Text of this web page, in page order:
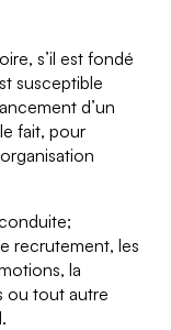
s’il est fondé
susceptible
d’un
fait, pour
recrutement, les
la
ou tout autre